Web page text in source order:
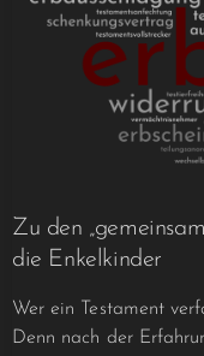
Zu den
die Enkelkinder
Wer ein Testament
Denn nach der